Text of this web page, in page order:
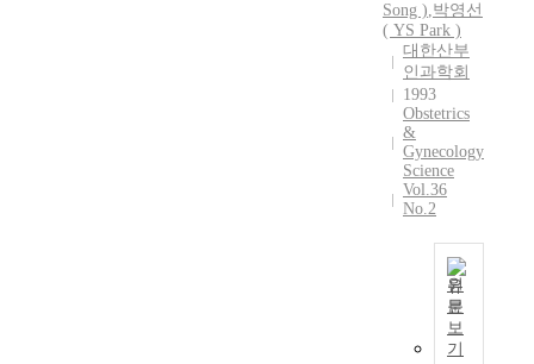
Song ),박영선
( YS Park )
대한산부
인과학회
1993
Obstetrics
&
Gynecology
Science
Vol.36
No.2
원
문
보
기